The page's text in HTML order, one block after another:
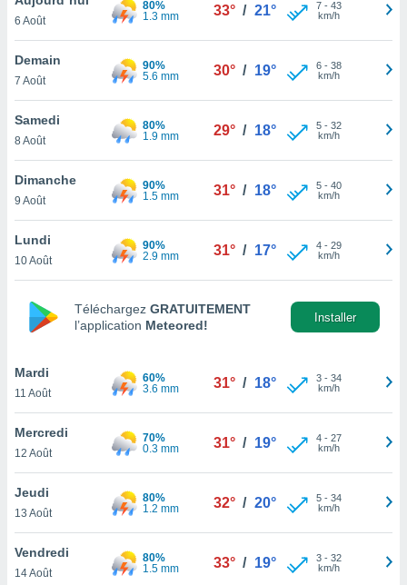
et
»,
au
vous
qu'ils
ou
le
ainsi
un
la
du
votre
6 Août
80%
1.3 mm
33° / 21° 7- 43
km/h
Demain
7 Août
90%
5.6 mm
30° / 19° 6- 38
km/h
Samedi
8 Août
80%
1.9 mm
29° / 18° 5- 32
km/h
Dimanche
9 Août
90%
1.5 mm
31° / 18° 5- 40
km/h
Lundi
10 Août
90%
2.9 mm
31° / 17° 4- 29
km/h
Téléchargez GRATUITEMENT
l’application Meteored!
Installer
Mardi
11 Août
60%
3.6 mm
31° / 18° 3- 34
km/h
Mercredi
12 Août
70%
0.3 mm
31° / 19° 4- 27
km/h
Jeudi
13 Août
80%
1.2 mm
32° / 20° 5- 34
km/h
Vendredi
14 Août
80%
1.5 mm
33° / 19° 3- 32
km/h